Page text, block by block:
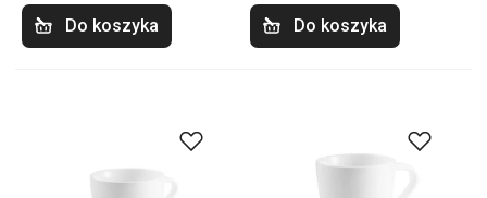
Do koszyka Do koszyka